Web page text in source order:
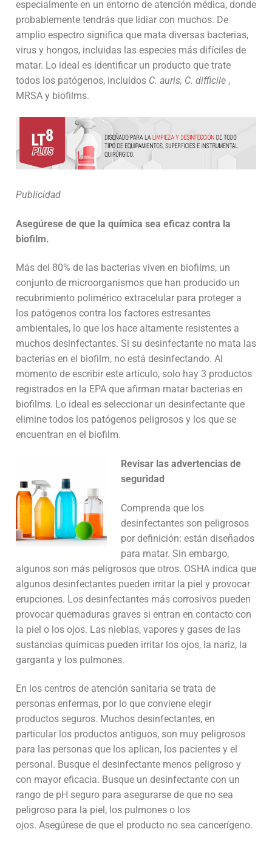
especialmente en un entorno de atención médica, donde
probablemente tendrás que lidiar con muchos. De
amplio espectro significa que mata diversas bacterias,
virus y hongos, incluidas las especies más difíciles de
matar. Lo ideal es identificar un producto que trate
todos los patógenos, incluidos C. auris, C. difficile ,
MRSA y biofilms.
Publicidad
Asegúrese de que la química sea eficaz contra la
biofilm.
Más del 80% de las bacterias viven en biofilms, un
conjunto de microorganismos que han producido un
recubrimiento polimérico extracelular para proteger a
los patógenos contra los factores estresantes
ambientales, lo que los hace altamente resistentes a
muchos desinfectantes. Si su desinfectante no mata las
bacterias en el biofilm, no está desinfectando. Al
momento de escribir este artículo, solo hay 3 productos
registrados en la EPA que afirman matar bacterias en
biofilms. Lo ideal es seleccionar un desinfectante que
elimine todos los patógenos peligrosos y los que se
encuentran en el biofilm.
Revisar las advertencias de
seguridad
Comprenda que los
desinfectantes son peligrosos
por definición: están diseñados
para matar. Sin embargo,
algunos son más peligrosos que otros. OSHA indica que
algunos desinfectantes pueden irritar la piel y provocar
erupciones. Los desinfectantes más corrosivos pueden
provocar quemaduras graves si entran en contacto con
la piel o los ojos. Las nieblas, vapores y gases de las
sustancias químicas pueden irritar los ojos, la nariz, la
garganta y los pulmones.
En los centros de atención sanitaria se trata de
personas enfermas, por lo que conviene elegir
productos seguros. Muchos desinfectantes, en
particular los productos antiguos, son muy peligrosos
para las personas que los aplican, los pacientes y el
personal. Busque el desinfectante menos peligroso y
con mayor eficacia. Busque un desinfectante con un
rango de pH seguro para asegurarse de que no sea
peligroso para la piel, los pulmones o los
ojos. Asegúrese de que el producto no sea cancerígeno.